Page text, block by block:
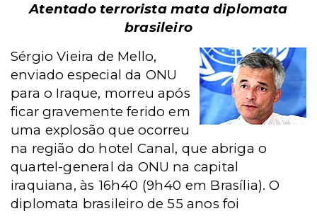
Atentado terrorista mata diplomata
brasileiro
Sérgio Vieira de Mello,
enviado especial da ONU
para o Iraque, morreu após
ficar gravemente ferido em
uma explosão que ocorreu
na região do hotel Canal, que abriga o
quartel-general da ONU na capital
iraquiana, às 16h40 (9h40 em Brasília). O
diplomata brasileiro de 55 anos foi